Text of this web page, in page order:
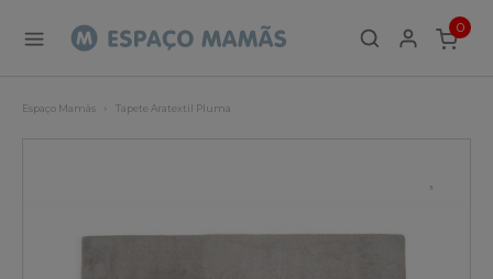
0
ITEMS
Espaço Mamãs Tapete Aratextil Pluma